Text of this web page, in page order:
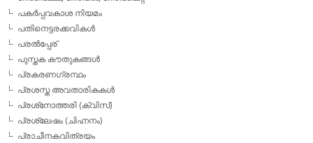
പകര്‍പ്പവകാശ നിയമം
പതിനെട്ടരക്കവികള്‍
പരല്‍പ്പേര്
പുസ്തക കൗതുകങ്ങള്‍
പ്രകരണഗ്രന്ഥം
പ്രശസ്ത അവതാരികകള്‍
പ്രശ്‌നോത്തരി (ക്വിസ്)
പ്രശ്ലേഷം (ചിഹ്നനം)
പ്രാചീനകവിത്രയം